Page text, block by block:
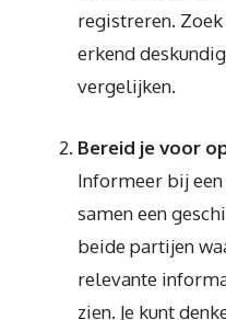
registreren.
erkend
vergelijken.
Bereid je voor
Informeer bij
samen een
beide partijen
relevante
zien. Je kunt